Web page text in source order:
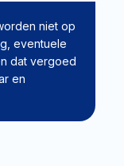
niet op
eventuele
dat vergoed
en